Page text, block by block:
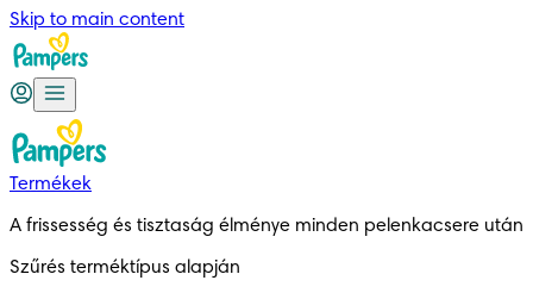
Skip to main content
Termékek
A frissesség és tisztaság élménye minden pelenkacsere után
Szűrés terméktípus alapján